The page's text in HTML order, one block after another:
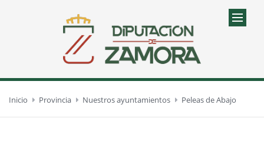
Inicio Provincia Nuestros ayuntamientos Peleas de Abajo